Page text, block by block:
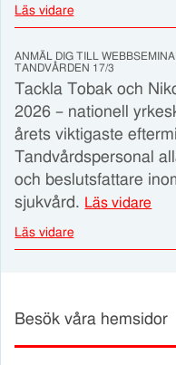
Läs vidare
ANMÄL DIG TILL
TANDVÅRDEN 17/3
Tackla Tobak och
2026 – nationell
årets viktigaste
Tandvårdspersonal
och beslutsfattare
sjukvård. Läs vidare
Läs vidare
Besök våra hemsidor